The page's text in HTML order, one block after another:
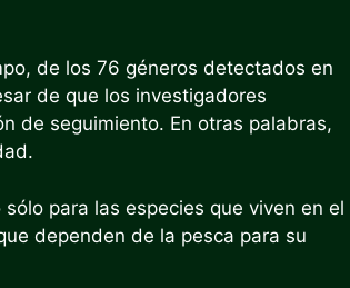
de los 76 géneros detectados en
de que los investigadores
de seguimiento. En otras palabras,
para las especies que viven en el
dependen de la pesca para su